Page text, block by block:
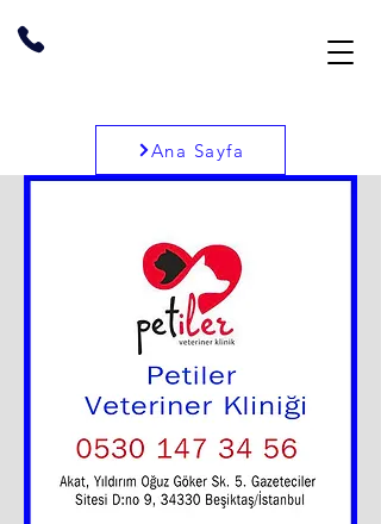
Ana Sayfa